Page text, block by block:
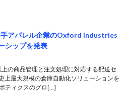
アパレル企業のOxford Industries
シップを発表
の商品管理と注文処理に対応する配送セ
上最大規模の倉庫自動化ソリューションを
ティクスのグロ[…]